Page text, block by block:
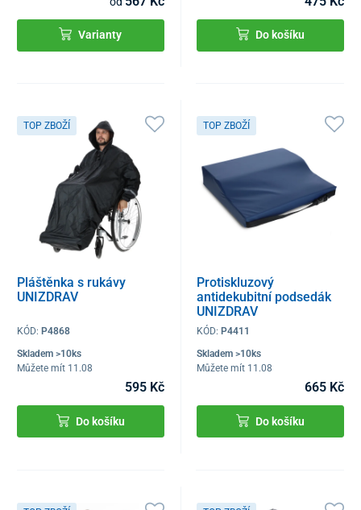
Varianty Do košíku
TOP ZBOŽÍ
Pláštěnka s rukávy
UNIZDRAV
KÓD: P4868
Skladem >10ks
Můžete mít 11.08
595 Kč
Do košíku
TOP ZBOŽÍ
Protiskluzový
antidekubitní podsedák
UNIZDRAV
KÓD:P4411
Skladem >10ks
Můžete mít 11.08
665 Kč
Do košíku